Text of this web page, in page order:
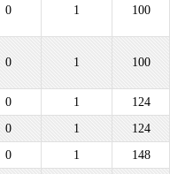
0 1 100
0 1 100
0 1
124
0 1
124
0 1
148